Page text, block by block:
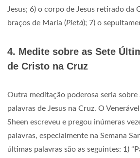
Jesus; 6) o corpo de Jesus retirado da
braços de Maria (Pietà); 7) o
4. Medite sobre as Sete
de Cristo na Cruz
Outra meditação poderosa seria sobre
palavras de Jesus na Cruz. O
Sheen escreveu e pregou inúmeras
palavras, especialmente na Semana
últimas palavras são as seguintes: 1)